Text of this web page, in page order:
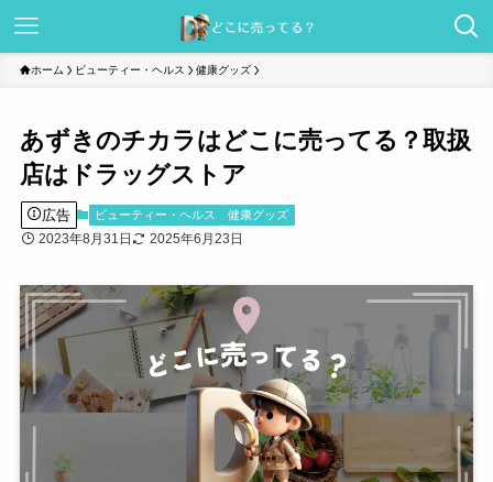
ホーム ビューティー・ヘルス 健康グッズ
あずきのチカラはどこに売ってる？取扱
店はドラッグストア
広告 ビューティー・ヘルス 健康グッズ
2023年8月31日 2025年6月23日